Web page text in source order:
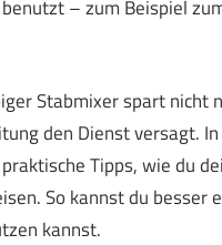
– zum Beispiel
Stabmixer spart nicht
den Dienst versagt.
Tipps, wie du
So kannst du besser
kannst.